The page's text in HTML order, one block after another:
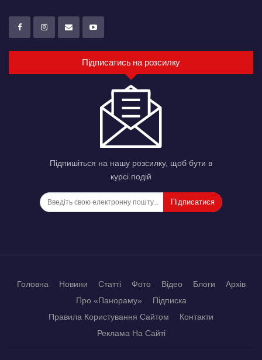
Підписатись на розсилку
Підпишіться на нашу розсилку, щоб бути в
курсі подій
Підписатися
Головна Новини Статті Фото Відео Блоги
Архів
Про «Панораму»
Підписка
Правила Користування Сайтом
Контакти
Реклама На Сайті